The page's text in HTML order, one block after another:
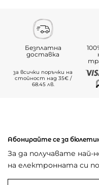
Безплатна
доставка
за всички поръчки на
стойност над 35€ /
68.45 лв.
Абонирайте се за
За да получавате
на електронната си